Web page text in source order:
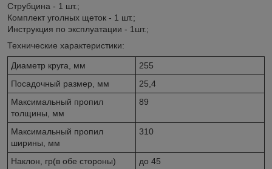
Струбцина - 1 шт.;
Комплект уголных щеток - 1 шт.;
Инструкция по эксплуатации - 1шт.;
Технические характеристики:
Диаметр круга, мм
255
Посадочный размер, мм
25,4
Максимальный пропил
толщины, мм
89
Максимальный пропил
ширины, мм
310
Наклон, гр(в обе стороны)
до 45